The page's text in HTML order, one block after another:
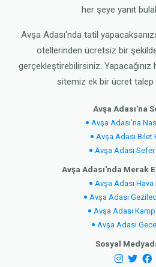
her şeye yanıt
Avşa Adası'nda tatil
otellerinden ücretsiz bir
gerçekleştirebilirsiniz.
sitemiz ek bir ücret talep
Avşa Adası'na
Avşa Adası'na
Avşa Adası Bilet
Avşa Adası
Avşa Adası'nda Merak
Avşa Adası Hava
Avşa Adası
Avşa Adası Kamp
Avşa Adası
Sosyal